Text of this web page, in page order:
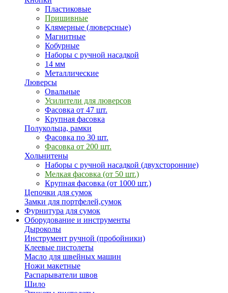
Пластиковые
Пришивные
Клямерные (люверсные)
Магнитные
Кобурные
Наборы с ручной насадкой
14 мм
Металлические
Люверсы
Овальные
Усилители для люверсов
Фасовка от 47 шт.
Крупная фасовка
Полукольца, рамки
Фасовка по 30 шт.
Фасовка от 200 шт.
Хольнитены
Наборы с ручной насадкой (двухсторонние)
Мелкая фасовка (от 50 шт.)
Крупная фасовка (от 1000 шт.)
Цепочки для сумок
Замки для портфелей,сумок
Фурнитура для сумок
Оборудование и инструменты
Дыроколы
Инструмент ручной (пробойники)
Клеевые пистолеты
Масло для швейных машин
Ножи макетные
Распарыватели швов
Шило